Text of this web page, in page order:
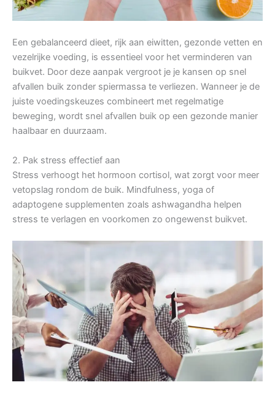
Een gebalanceerd dieet, rijk aan eiwitten, gezonde vetten en
vezelrijke voeding, is essentieel voor het verminderen van
buikvet. Door deze aanpak vergroot je je kansen op snel
afvallen buik zonder spiermassa te verliezen. Wanneer je de
juiste voedingskeuzes combineert met regelmatige
beweging, wordt snel afvallen buik op een gezonde manier
haalbaar en duurzaam.
2. Pak stress effectief aan
Stress verhoogt het hormoon cortisol, wat zorgt voor meer
vetopslag rondom de buik. Mindfulness, yoga of
adaptogene supplementen zoals ashwagandha helpen
stress te verlagen en voorkomen zo ongewenst buikvet.